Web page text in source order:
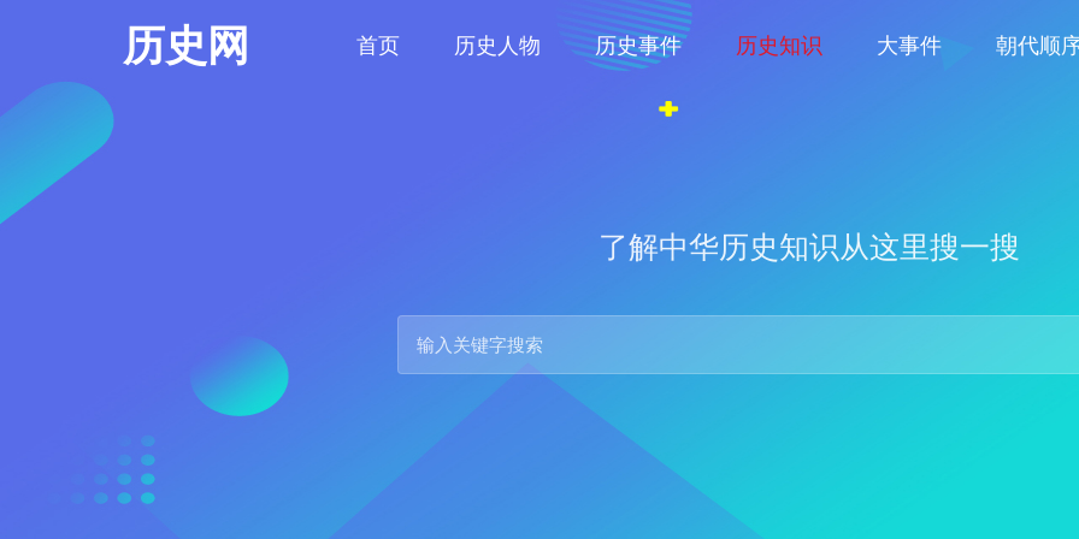
历史网 首页 历史人物 历史事件 历史知识 大事件 朝代顺
了解中华历史知识从这里搜一搜